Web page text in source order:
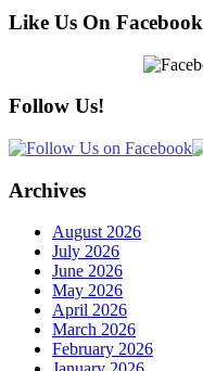
Like Us On Facebook
Follow Us!
Archives
August 2026
July 2026
June 2026
May 2026
April 2026
March 2026
February 2026